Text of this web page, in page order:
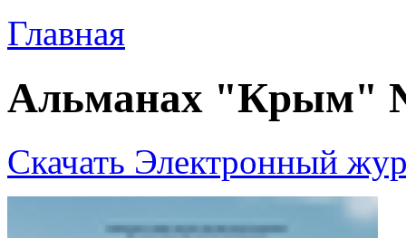
Главная
Альманах "Крым"
Скачать Электронный